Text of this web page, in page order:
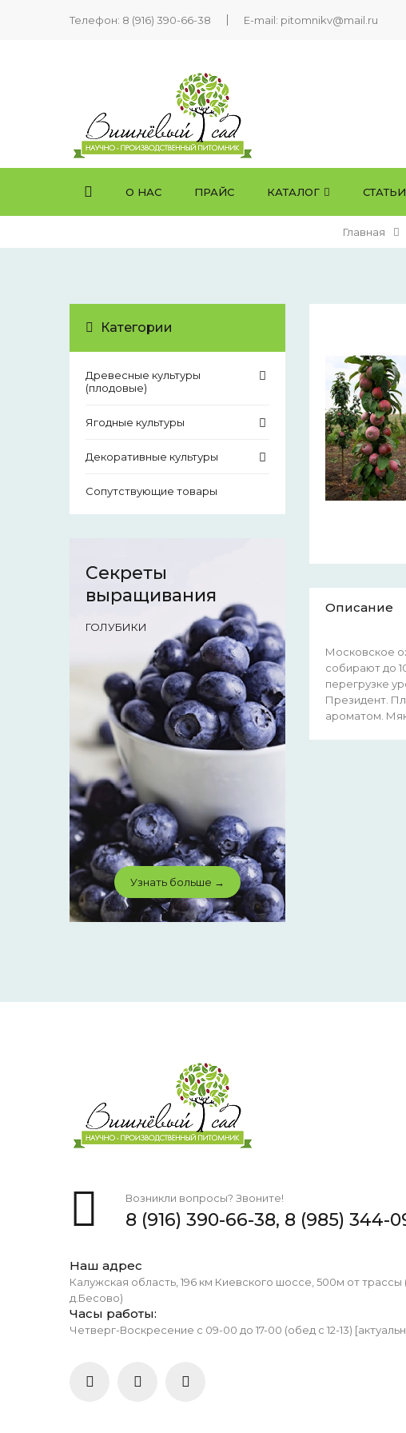
Телефон: 8 (916) 390-66-38 E-mail: pitomnikv@mail.ru
О НАС ПРАЙС КАТАЛОГ СТАТЬИ
Главная
Описание
Московское
собирают до
перегрузке
Президент.
ароматом.
Категории
Древесные культуры
(плодовые)
Ягодные культуры
Декоративные культуры
Сопутствующие товары
Секреты
выращивания
ГОЛУБИКИ
Узнать больше →
Возникли вопросы? Звоните!
8 (916) 390-66-38, 8 (985) 344-
Наш адрес
Калужская область, 196 км Киевского шоссе, 500м от трассы
д.Бесово)
Часы работы:
Четверг-Воскресение с 09-00 до 17-00 (обед с 12-13)